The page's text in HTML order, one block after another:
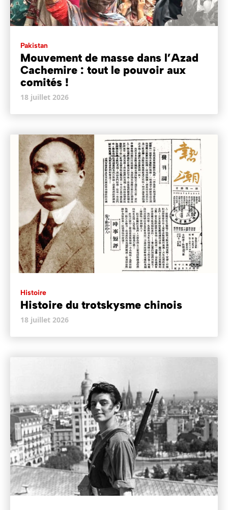
Pakistan
Mouvement de masse dans l’Azad
Cachemire : tout le pouvoir aux
comités !
18 juillet 2026
Histoire
Histoire du trotskysme chinois
18 juillet 2026